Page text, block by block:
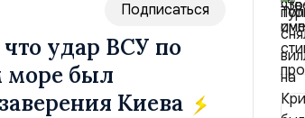
Подписаться
что удар ВСУ по
море был
Киева